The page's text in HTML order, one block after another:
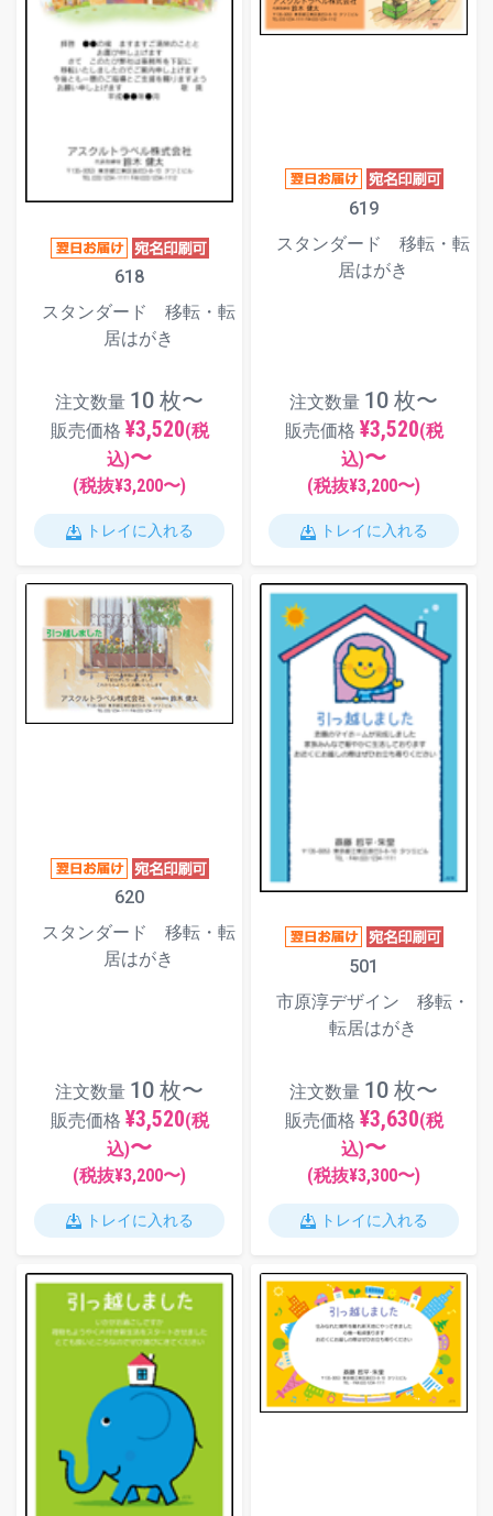
618
スタンダード 移転・転
居はがき
注文数量 10 枚〜
販売価格 ¥3,520(税
込)〜
(税抜¥3,200〜)
トレイに入れる
619
スタンダード 移転・転
居はがき
注文数量 10 枚〜
販売価格 ¥3,520(税
込)〜
(税抜¥3,200〜)
トレイに入れる
620
スタンダード 移転・転
居はがき
注文数量 10 枚〜
販売価格 ¥3,520(税
込)〜
(税抜¥3,200〜)
トレイに入れる
501
市原淳デザイン 移転・
転居はがき
注文数量 10 枚〜
販売価格 ¥3,630(税
込)〜
(税抜¥3,300〜)
トレイに入れる